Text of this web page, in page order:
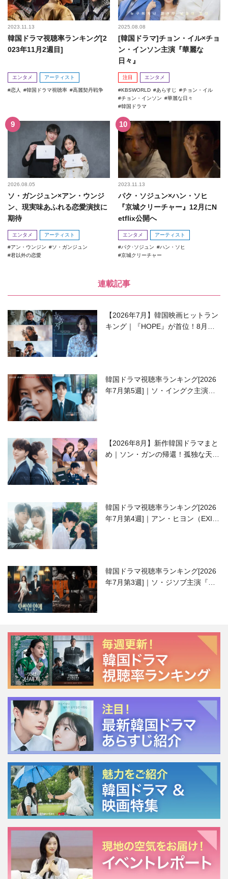
2023.11.13
韓国ドラマ視聴率ランキング[2
023年11月2週目]
エンタメ アーティスト
恋人 韓国ドラマ視聴率 高麗契丹戦争
2025.08.08
[韓国ドラマ]チョン・イル×チョ
ン・インソン主演『華麗な
日々』
注目 エンタメ
KBSWORLD あらすじ
チョン・イル
チョン・インソン
華麗な日々
韓国ドラマ
2026.08.05
ソ・ガンジュン×アン・ウンジ
ン、現実味あふれる恋愛演技に
期待
エンタメ アーティスト
アン・ウンジン
ソ・ガンジュン
君以外の恋愛
2023.11.13
パク・ソジュン×ハン・ソヒ
『京城クリーチャー』12月にN
etflix公開へ
エンタメ アーティスト
パク･ソジュン
ハン・ソヒ
京城クリーチャー
連載記事
【2026年7月】韓国映画ヒットラン
キング｜『HOPE』が首位！8月公
韓国ドラマ視聴率ランキング[2026
年7月第5週]｜ソ・イングク主演の
【2026年8月】新作韓国ドラマまと
め｜ソン・ガンの帰還！孤独な天才
韓国ドラマ視聴率ランキング[2026
年7月第4週]｜アン・ヒヨン（EXID
韓国ドラマ視聴率ランキング[2026
年7月第3週]｜ソ・ジソブ主演『エ